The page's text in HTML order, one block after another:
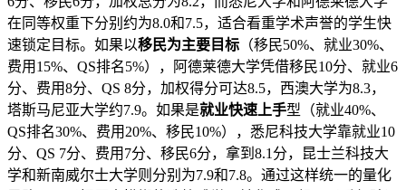
在同等权重下分别约为8.0和7.5，适合看重学术声誉的学生快
速锁定目标。如果以移民为主要目标 （移民50%、就业30%、
费用15%、QS排名5%），阿德莱德大学凭借移民10分、就业6
分、费用8分、QS 8分，加权得分可达8.5，西澳大学为8.3，
塔斯马尼亚大学约7.9。如果是就业快速上手型（就业40%、
QS排名30%、费用20%、移民10%），悉尼科技大学靠就业10
分、QS 7分、费用7分、移民6分，拿到8.1分，昆士兰科技大
学和新南威尔士大学则分别为7.9和7.8。通过这样统一的量化